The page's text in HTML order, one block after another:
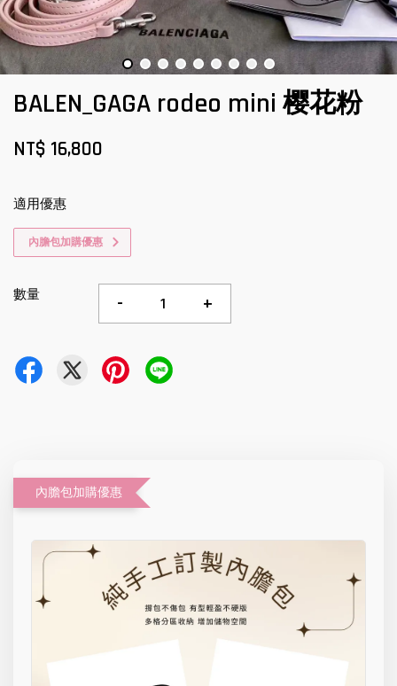
BALEN_GAGA rodeo mini 樱花粉
NT$ 16,800
適用優惠
內膽包加購優惠
數量 - +
內膽包加購優惠